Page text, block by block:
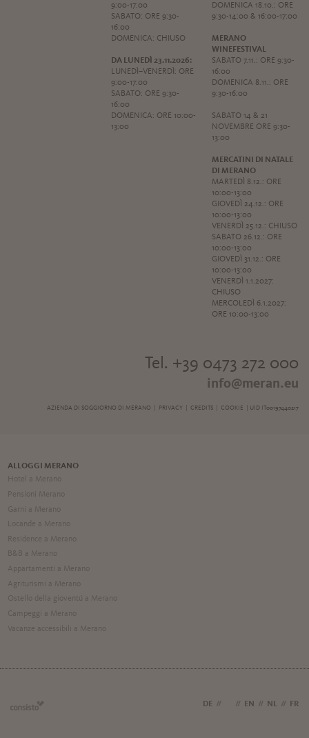
9:00-17:00
SABATO: ORE 9:30-
16:00
DOMENICA: CHIUSO
DA LUNEDÌ 23.11.2026:
LUNEDÌ–VENERDÌ: ORE
9:00-17:00
SABATO: ORE 9:30-
16:00
DOMENICA: ORE 10:00-
13:00
DOMENICA 18.10.: ORE
9:30-14:00 & 16:00-17:00
MERANO
WINEFESTIVAL
SABATO 7.11.: ORE 9:30-
16:00
DOMENICA 8.11.: ORE
9:30-16:00
SABATO 14 & 21
NOVEMBRE ORE 9:30-
13:00
MERCATINI DI NATALE
DI MERANO
MARTEDÌ 8.12.: ORE
10:00-13:00
GIOVEDÌ 24.12.: ORE
10:00-13:00
VENERDÌ 25.12.: CHIUSO
SABATO 26.12.: ORE
10:00-13:00
GIOVEDÌ 31.12.: ORE
10:00-13:00
VENERDÌ 1.1.2027:
CHIUSO
MERCOLEDÌ 6.1.2027:
ORE 10:00-13:00
Tel. +39 0473 272 000
info@meran.eu
AZIENDA DI SOGGIORNO DI MERANO | PRIVACY| CREDITS| COOKIE | UID IT00197440217
ALLOGGI MERANO
Hotel a Merano
Pensioni Merano
Garni a Merano
Locande a Merano
Residence a Merano
B&B a Merano
Appartamenti a Merano
Agriturismi a Merano
Ostello della gioventú a Merano
Campeggi a Merano
Vacanze accessibili a Merano
DE // // EN // NL // FR